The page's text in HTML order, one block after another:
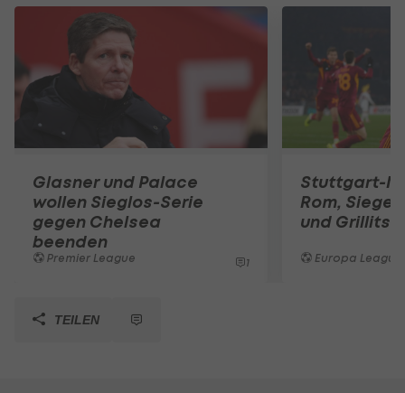
Glasner und Palace
wollen Sieglos-Serie
gegen Chelsea
beenden
Premier League 1
Stuttgart-
Rom, Siege
und
Europa League
TEILEN